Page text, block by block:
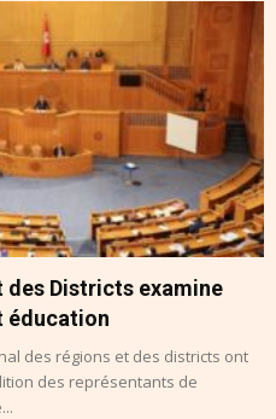
des Districts examine
éducation
des régions et des districts ont
des représentants de